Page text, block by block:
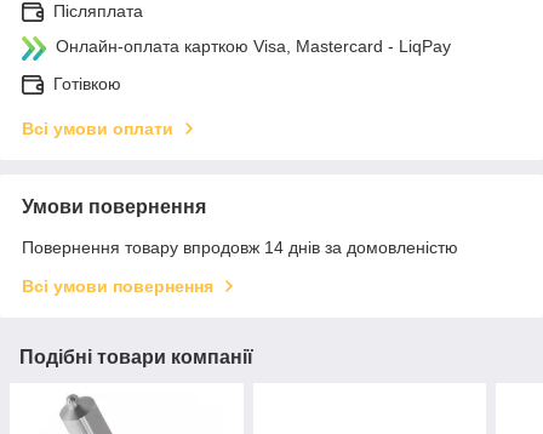
Післяплата
Онлайн-оплата карткою Visa, Mastercard - LiqPay
Готівкою
Всі умови оплати
Умови повернення
Повернення товару впродовж 14 днів за домовленістю
Всі умови повернення
Подібні товари компанії